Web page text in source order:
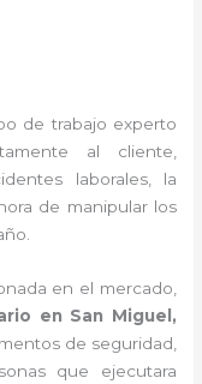
de trabajo experto
al cliente,
laborales, la
de manipular los
en el mercado,
en San Miguel,
de seguridad,
que ejecutara